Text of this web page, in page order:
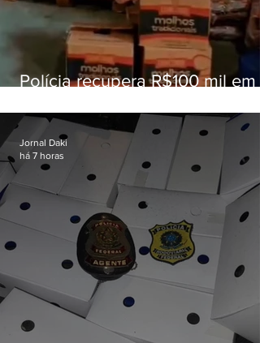
Polícia recupera R$100 mil em
Fluminense
Jornal Daki
há 7 horas